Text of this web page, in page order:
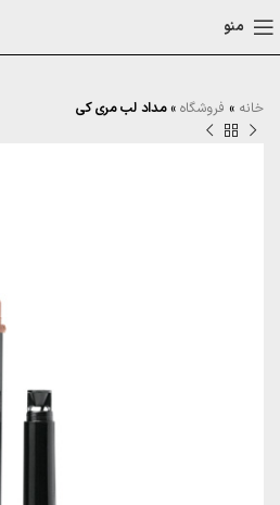
منو
خانه » فروشگاه »مداد لب مری کی